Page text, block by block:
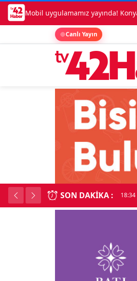
Mobil uygulamamız yayında!
Canlı Yayın
SON DAKIKA : 18:34